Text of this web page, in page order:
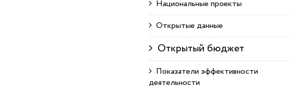
Национальные проекты
Открытые данные
Открытый бюджет
Показатели эффективности
деятельности